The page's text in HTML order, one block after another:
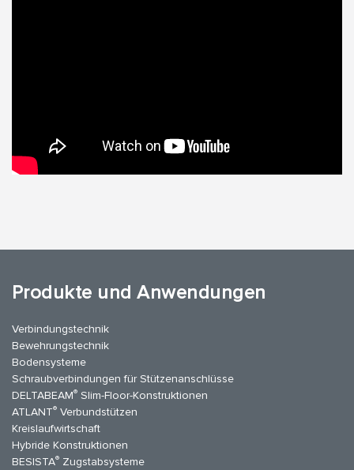
Produkte und Anwendungen
Verbindungstechnik
Bewehrungstechnik
Bodensysteme
Schraubverbindungen für Stützen­anschlüsse
DELTABEAM® Slim-Floor-Konstruktionen
ATLANT® Verbundstützen
Kreislaufwirtschaft
Hybride Konstruktionen
BESISTA® Zugstabsysteme